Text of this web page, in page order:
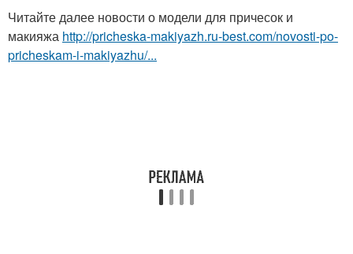
Читайте далее новости о модели для причесок и
макияжа http://pricheska-makiyazh.ru-best.com/novosti-po-
pricheskam-i-makiyazhu/...